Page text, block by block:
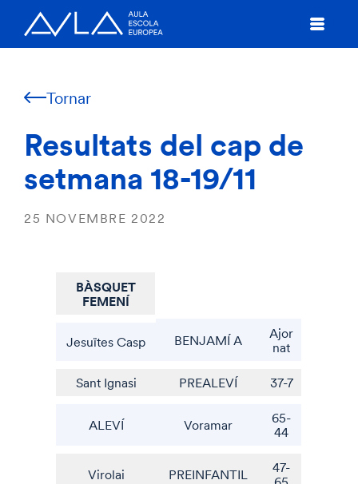
Tornar
Resultats del cap de
setmana 18-19/11
25 NOVEMBRE 2022
BÀSQUET
FEMENÍ
Jesuïtes Casp BENJAMÍ A
Ajor
nat
Sant Ignasi PREALEVÍ 37-7
ALEVÍ Voramar
65-
44
Virolai PREINFANTIL
47-